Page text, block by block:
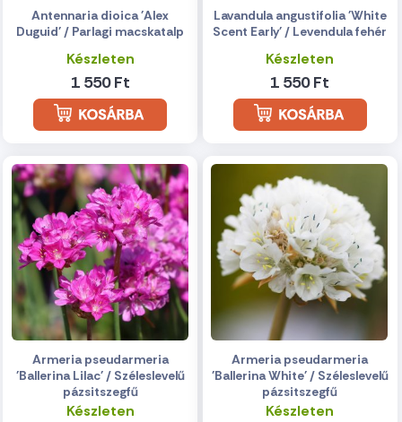
Antennaria dioica 'Alex
Duguid' / Parlagi macskatalp
Készleten
1 550 Ft
Lavandula angustifolia 'White
Scent Early' / Levendula fehér
Készleten
1 550 Ft
Armeria pseudarmeria
'Ballerina Lilac' / Széleslevelű
pázsitszegfű
Készleten
Armeria pseudarmeria
'Ballerina White' / Széleslevelű
pázsitszegfű
Készleten